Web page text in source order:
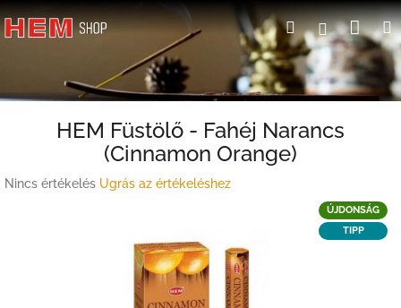
Ugrás
a
Keresés
HEM Füstölő - Fahéj Narancs
(Cinnamon Orange)
A
Nincs értékelés Ugrás az értékeléshez
ÚJDONSÁG
TIPP